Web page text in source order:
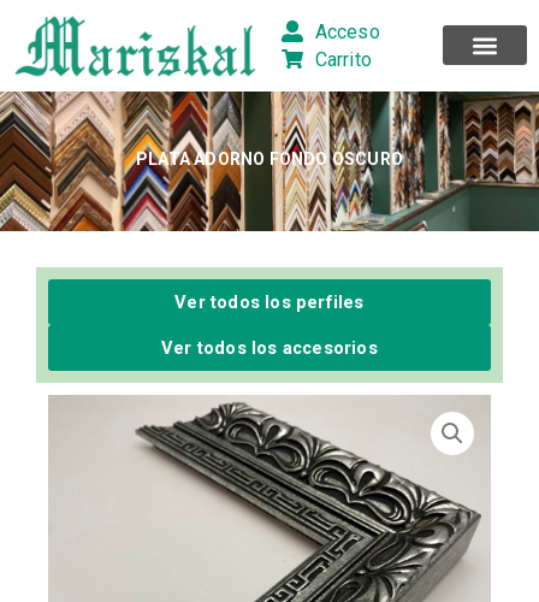
contenido
Acceso
Carrito
PLATA ADORNO FONDO OSCURO
Ver todos los perfiles
Ver todos los accesorios